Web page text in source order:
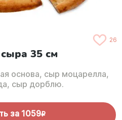
26
35 см
основа, сыр моцарелла,
сыр дорблю.
за 1059R